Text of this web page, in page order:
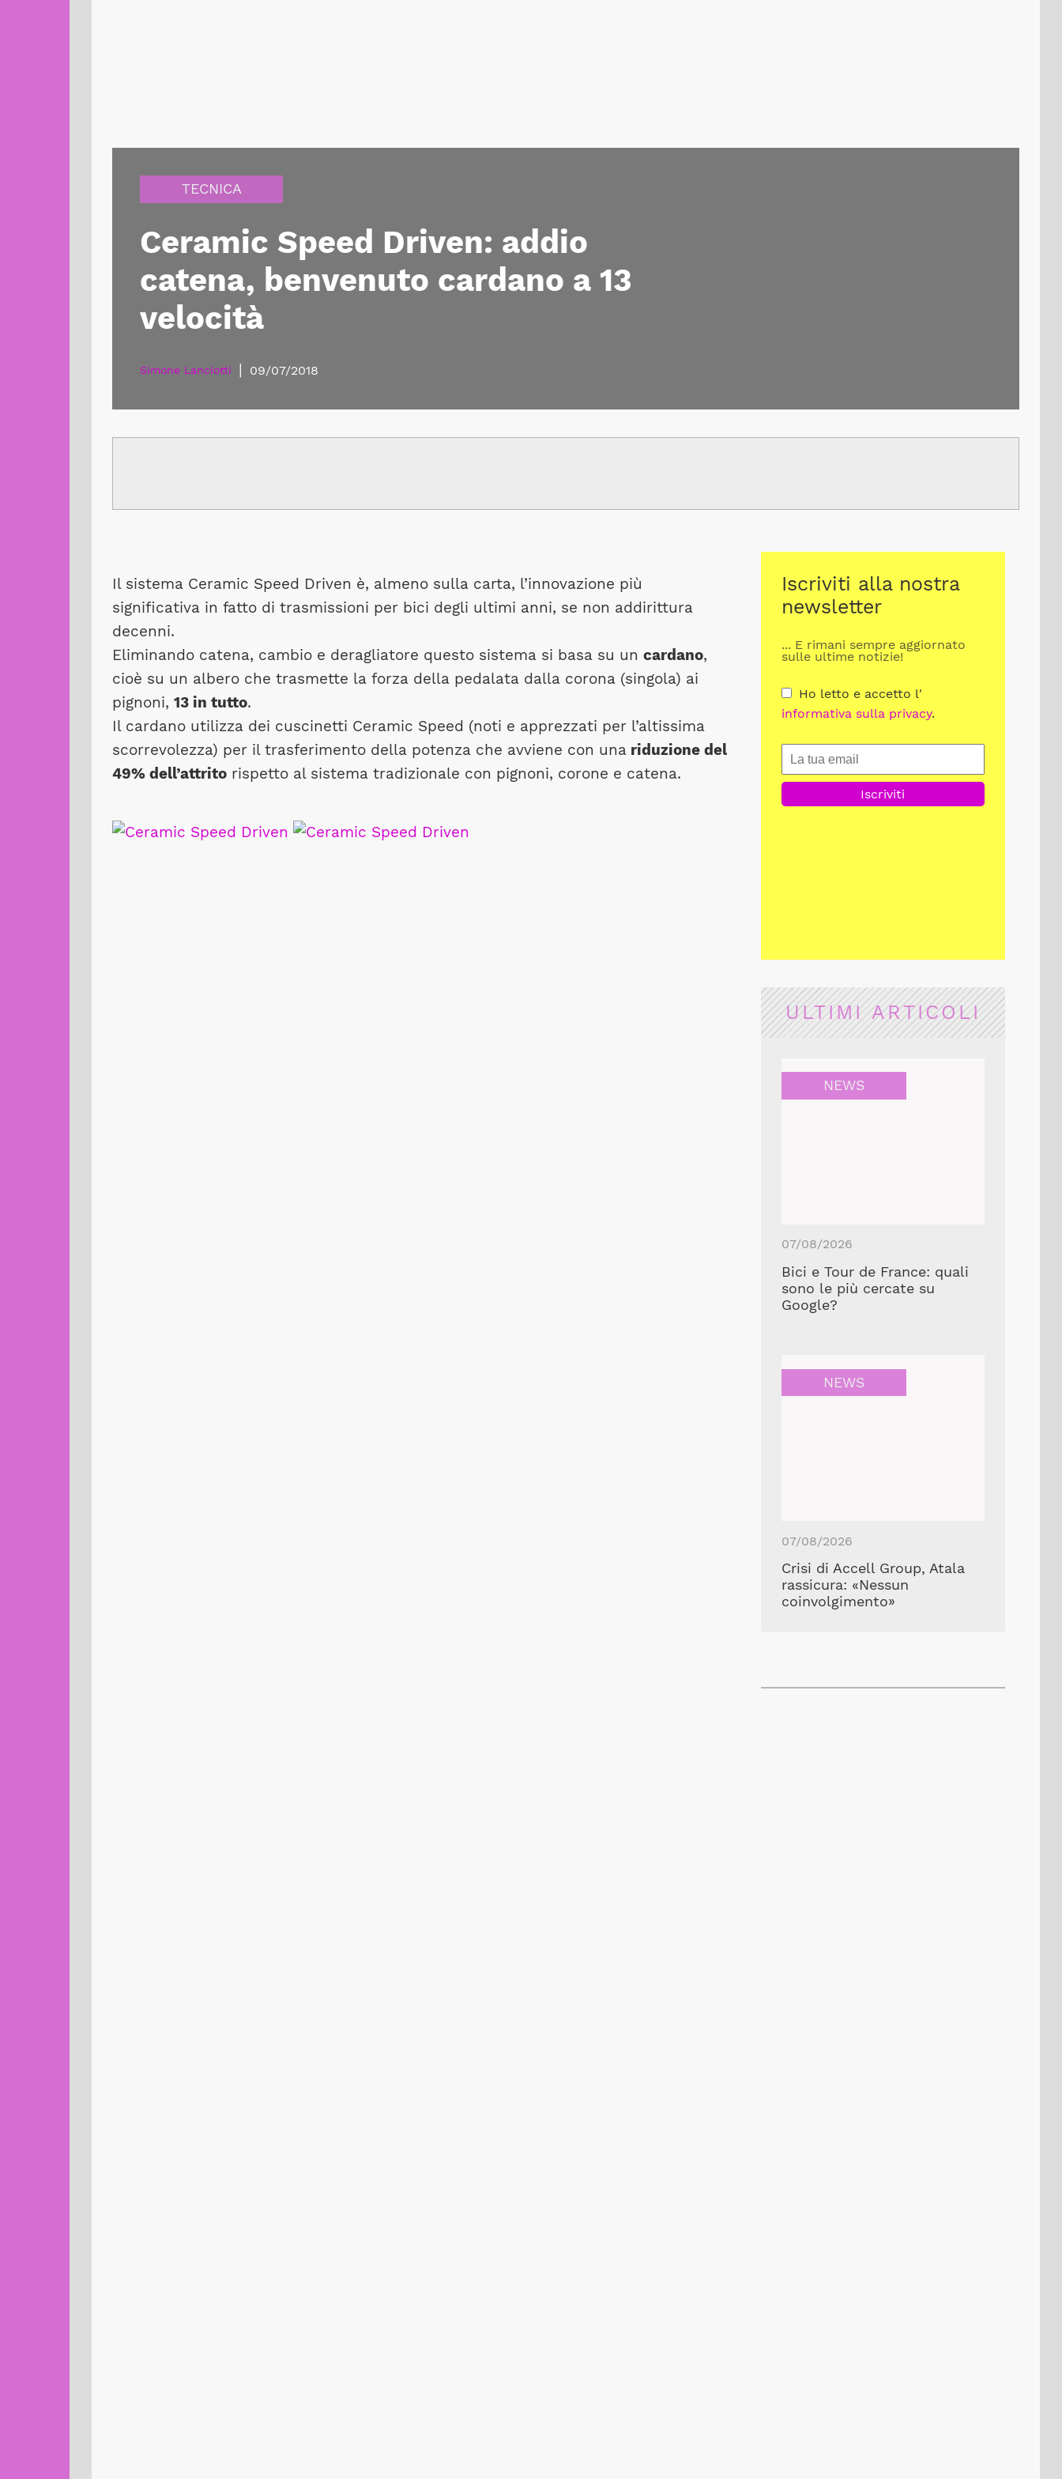
TECNICA
Ceramic Speed Driven: addio
catena, benvenuto cardano a 13
velocità
Simone Lanciotti | 09/07/2018
Il sistema Ceramic Speed Driven è, almeno sulla carta, l’innovazione più
significativa in fatto di trasmissioni per bici degli ultimi anni, se non addirittura
decenni.
Eliminando catena, cambio e deragliatore questo sistema si basa su un cardano,
cioè su un albero che trasmette la forza della pedalata dalla corona (singola) ai
pignoni, 13 in tutto.
Il cardano utilizza dei cuscinetti Ceramic Speed (noti e apprezzati per l’altissima
scorrevolezza) per il trasferimento della potenza che avviene con una riduzione del
49% dell’attrito rispetto al sistema tradizionale con pignoni, corone e catena.
Iscriviti alla nostra
newsletter
... E rimani sempre aggiornato
sulle ultime notizie!
Ho letto e accetto l'
informativa sulla privacy.
ULTIMI ARTICOLI
NEWS
07/08/2026
Bici e Tour de France: quali
sono le più cercate su
Google?
NEWS
07/08/2026
Crisi di Accell Group, Atala
rassicura: «Nessun
coinvolgimento»